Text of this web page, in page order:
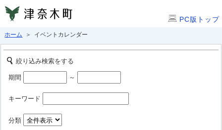
PC版トップ
ホーム ＞ イベントカレンダー
絞り込み検索をする
期間 ～
キーワード
分類